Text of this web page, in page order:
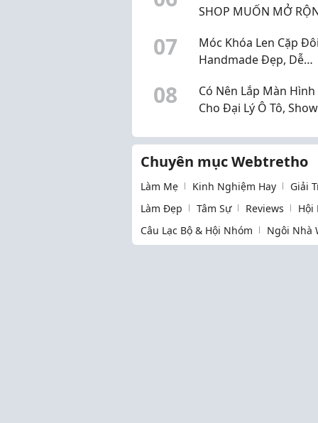
SHOP MUỐN MỞ
07
Móc Khóa Len Cặp Đôi
Handmade Đẹp, Dễ
08
Có Nên Lắp Màn Hình
Cho Đại Lý Ô Tô,
QUẢ
Chuyên mục Webtretho
Làm Mẹ Kinh Nghiệm Hay Giải
Làm Đẹp
Tâm Sự Reviews Hội
Câu Lạc Bộ & Hội Nhóm
Ngôi Nhà